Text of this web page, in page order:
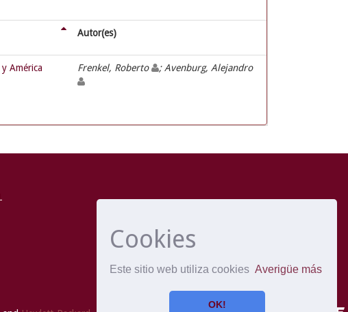
Cookies
Este sitio web utiliza cookies Averigüe más
OK!
Autor(es)
América
Frenkel, Roberto ; Avenburg, Alejandro